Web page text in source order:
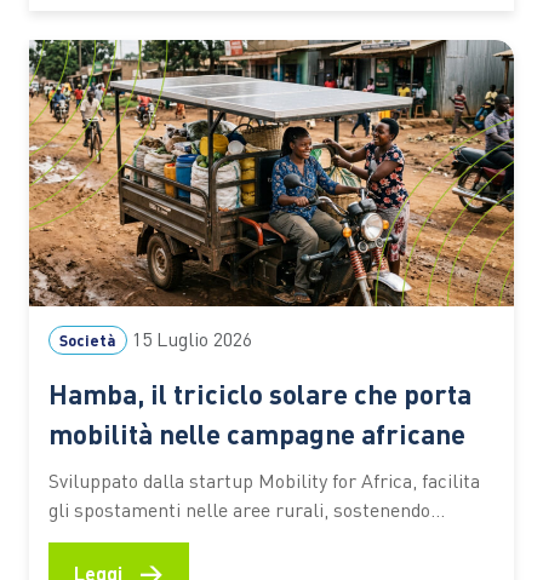
Nelle ore centrali di…
Società 15 Luglio 2026
Hamba, il triciclo solare che porta
mobilità nelle campagne africane
Sviluppato dalla startup Mobility for Africa, facilita
gli spostamenti nelle aree rurali, sostenendo
agricoltura, imprenditoria locale, inclusione
femminile e riduzione delle emissioni In molte aree
Leggi →